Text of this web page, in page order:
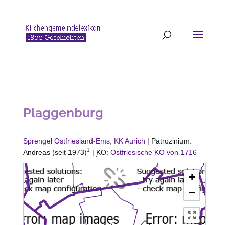
Plaggenburg
Sprengel Ostfriesland-Ems, KK Aurich | Patrozinium:
Andreas (seit 1973)1 | KO: Ostfriesische KO von 1716
+
−